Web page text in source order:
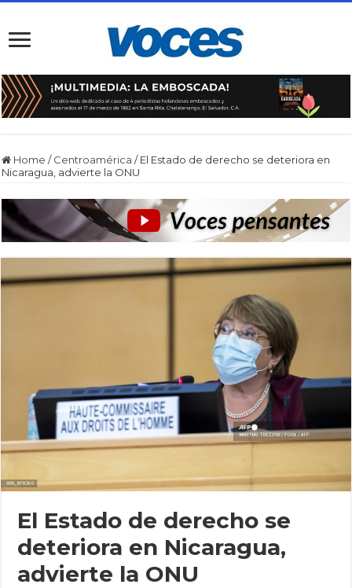
Home / Centroamérica / El Estado de derecho se deteriora en
Nicaragua, advierte la ONU
El Estado de derecho se
deteriora en Nicaragua,
advierte la ONU